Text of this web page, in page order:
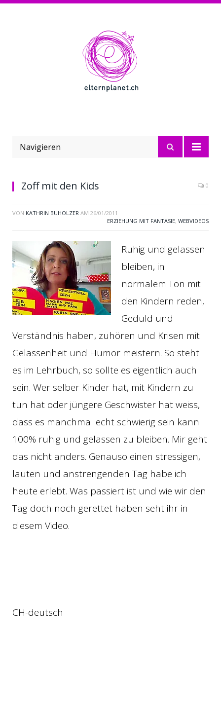
Navigieren
Zoff mit den Kids 0
VON KATHRIN BUHOLZER AM 26/01/2011
ERZIEHUNG MIT FANTASIE, WEBVIDEOS
Ruhig und gelassen
bleiben, in
normalem Ton mit
den Kindern reden,
Geduld und
Verständnis haben, zuhören und Krisen mit
Gelassenheit und Humor meistern. So steht
es im Lehrbuch, so sollte es eigentlich auch
sein. Wer selber Kinder hat, mit Kindern zu
tun hat oder jüngere Geschwister hat weiss,
dass es manchmal echt schwierig sein kann
100% ruhig und gelassen zu bleiben. Mir geht
das nicht anders. Genauso einen stressigen,
lauten und anstrengenden Tag habe ich
heute erlebt. Was passiert ist und wie wir den
Tag doch noch gerettet haben seht ihr in
diesem Video.
CH-deutsch